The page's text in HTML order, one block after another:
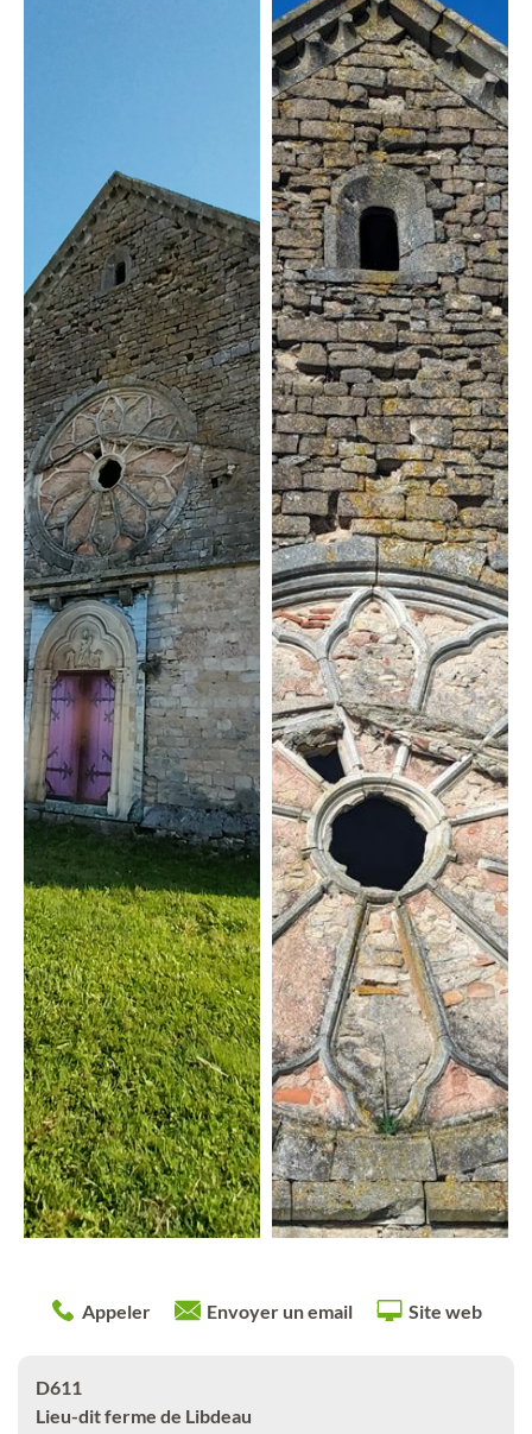
Appeler Envoyer un email Site web
D611
Lieu-dit ferme de Libdeau